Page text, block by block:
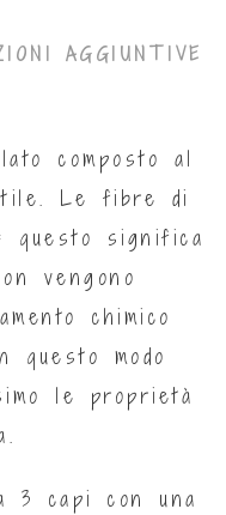
AGGIUNTIVE
composto al
Le fibre di
questo significa
vengono
chimico
questo modo
le proprietà
3 capi con una